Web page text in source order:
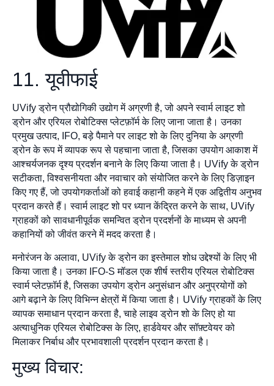
11. यूवीफाई
UVify ड्रोन प्रौद्योगिकी उद्योग में अग्रणी है, जो अपने स्वार्म लाइट शो
ड्रोन और एरियल रोबोटिक्स प्लेटफ़ॉर्म के लिए जाना जाता है। उनका
प्रमुख उत्पाद, IFO, बड़े पैमाने पर लाइट शो के लिए दुनिया के अग्रणी
ड्रोन के रूप में व्यापक रूप से पहचाना जाता है, जिसका उपयोग आकाश में
आश्चर्यजनक दृश्य प्रदर्शन बनाने के लिए किया जाता है। UVify के ड्रोन
सटीकता, विश्वसनीयता और नवाचार को संयोजित करने के लिए डिज़ाइन
किए गए हैं, जो उपयोगकर्ताओं को हवाई कहानी कहने में एक अद्वितीय अनुभव
प्रदान करते हैं। स्वार्म लाइट शो पर ध्यान केंद्रित करने के साथ, UVify
ग्राहकों को सावधानीपूर्वक समन्वित ड्रोन प्रदर्शनों के माध्यम से अपनी
कहानियों को जीवंत करने में मदद करता है।
मनोरंजन के अलावा, UVify के ड्रोन का इस्तेमाल शोध उद्देश्यों के लिए भी
किया जाता है। उनका IFO-S मॉडल एक शीर्ष स्तरीय एरियल रोबोटिक्स
स्वार्म प्लेटफ़ॉर्म है, जिसका उपयोग ड्रोन अनुसंधान और अनुप्रयोगों को
आगे बढ़ाने के लिए विभिन्न क्षेत्रों में किया जाता है। UVify ग्राहकों के लिए
व्यापक समाधान प्रदान करता है, चाहे लाइव ड्रोन शो के लिए हो या
अत्याधुनिक एरियल रोबोटिक्स के लिए, हार्डवेयर और सॉफ़्टवेयर को
मिलाकर निर्बाध और प्रभावशाली प्रदर्शन प्रदान करता है।
मुख्य विचार: